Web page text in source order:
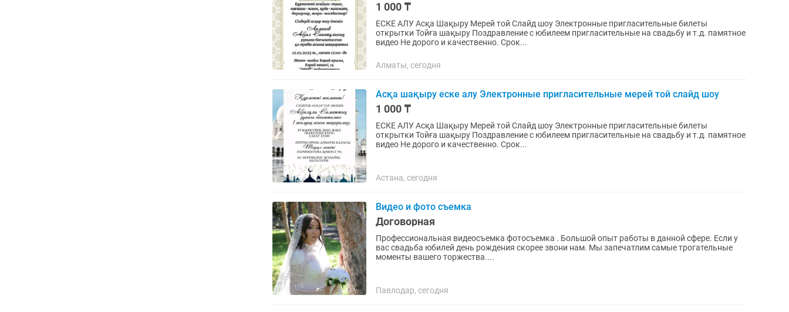
1 000 ₸
ЕСКЕ АЛУ Асқа Шақыру Мерей той Слайд шоу Электронные пригласительные билеты
открытки Тойға шақыру Поздравление с юбилеем пригласительные на свадьбу и т.д. памятное
видео Не дорого и качественно. Срок...
Алматы, сегодня
Асқа шақыру еске алу Электронные пригласительные мерей той слайд шоу
1 000 ₸
ЕСКЕ АЛУ Асқа Шақыру Мерей той Слайд шоу Электронные пригласительные билеты
открытки Тойға шақыру Поздравление с юбилеем пригласительные на свадьбу и т.д. памятное
видео Не дорого и качественно. Срок...
Астана, сегодня
Видео и фото съемка
Договорная
Профессиональная видеосъемка фотосъемка . Большой опыт работы в данной сфере. Если у
вас свадьба юбилей день рождения скорее звони нам. Мы запечатлим самые трогательные
моменты вашего торжества....
Павлодар, сегодня